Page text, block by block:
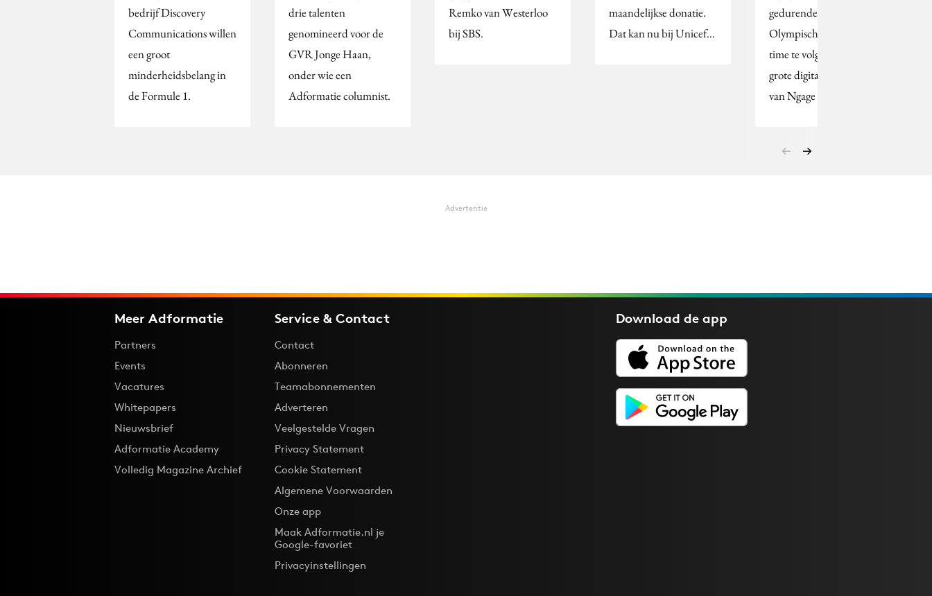
bedrijf Discovery
Communications willen
een groot
minderheidsbelang in
de Formule 1.
drie talenten
genomineerd voor de
GVR Jonge Haan,
onder wie een
Adformatie columnist.
Remko van Westerloo
bij SBS.
maandelijkse donatie.
Dat kan nu bij Unicef…
gedurende de
Olympische Spelen real
time te volgen op de
grote digitale schermen
van Ngage Media.
Advertentie
Meer Adformatie
Partners
Events
Vacatures
Whitepapers
Nieuwsbrief
Adformatie Academy
Volledig Magazine Archief
Service & Contact
Contact
Abonneren
Teamabonnementen
Adverteren
Veelgestelde Vragen
Privacy Statement
Cookie Statement
Algemene Voorwaarden
Onze app
Maak Adformatie.nl je
Google-favoriet
Privacyinstellingen
Download deapp